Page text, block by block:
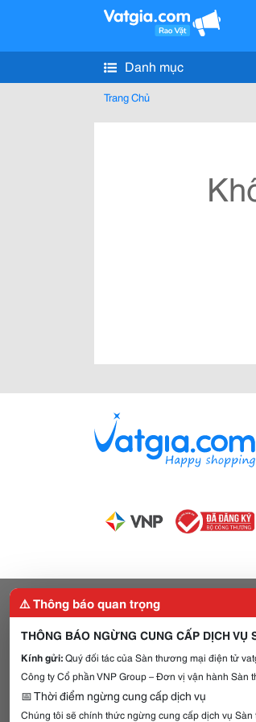
Danh mục
Trang Chủ
⚠️ Thông báo quan trọng
THÔNG BÁO NGỪNG CUNG CẤP DỊCH
Kính gửi:Quý đối tác của Sàn thương mại điện tử
Công ty Cổ phần VNP Group – Đơn vị vận hành
📅 Thời điểm ngừng cung cấp dịch vụ
Chúng tôi sẽ chính thức ngừng cung cấp dịch vụ